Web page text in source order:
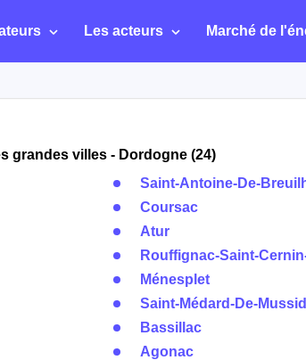
Les acteurs Marché de
grandes villes - Dordogne (24)
Saint-Antoine-De-
Coursac
Atur
Rouffignac-Saint-
Ménesplet
Saint-Médard-De-
Bassillac
Agonac